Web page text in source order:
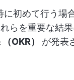
初めて行う場
らを重要な結
OKR） が発表